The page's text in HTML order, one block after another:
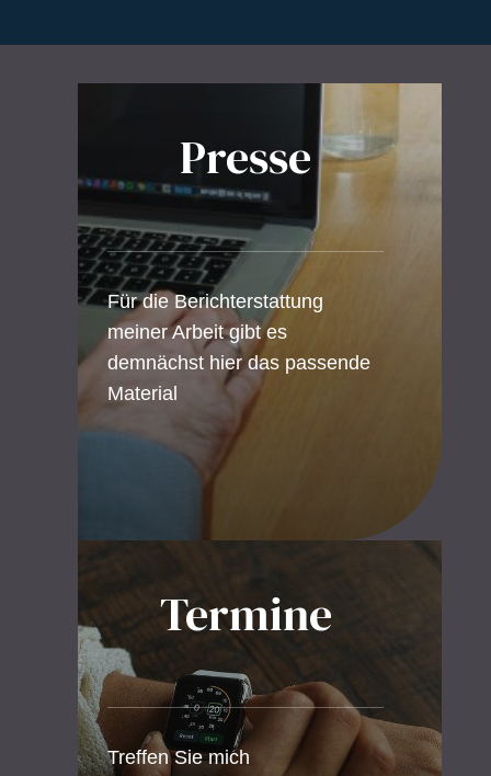
Presse
Für die Berichterstattung
meiner Arbeit gibt es
demnächst hier das passende
Material
Termine
Treffen Sie mich